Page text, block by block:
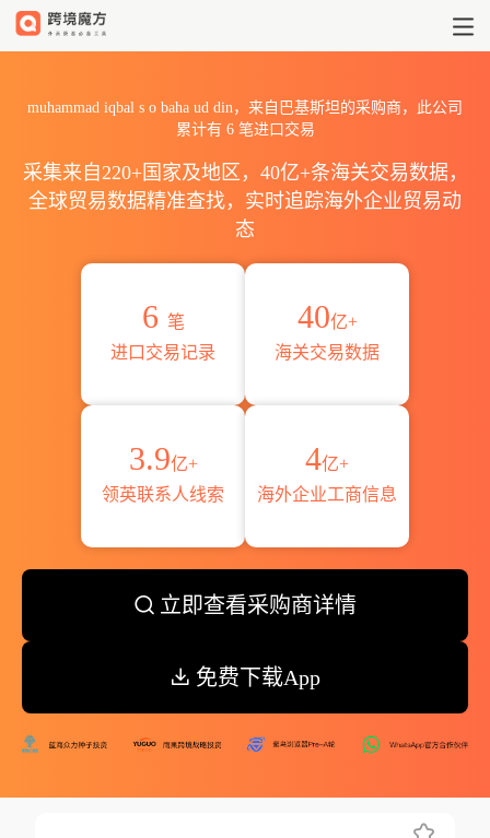
muhammad iqbal s o baha ud din，来自巴基斯坦的采购商，此公司
累计有 6笔进口交易
采集来自220+国家及地区，40亿+条海关交易数据，
全球贸易数据精准查找，实时追踪海外企业贸易动
态
6 笔
进口交易记录
40亿+
海关交易数据
3.9亿+
领英联系人线索
4亿+
海外企业工商信息
立即查看采购商详情
免费下载App